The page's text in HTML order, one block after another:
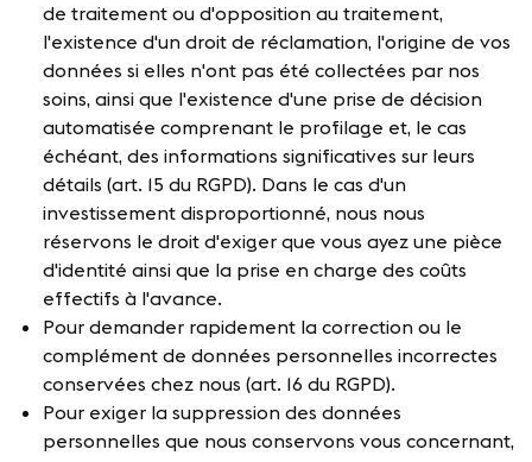
de traitement ou d'opposition au traitement,
l'existence d'un droit de réclamation, l'origine de vos
données si elles n'ont pas été collectées par nos
soins, ainsi que l'existence d'une prise de décision
automatisée comprenant le profilage et, le cas
échéant, des informations significatives sur leurs
détails (art. 15 du RGPD). Dans le cas d'un
investissement disproportionné, nous nous
réservons le droit d'exiger que vous ayez une pièce
d'identité ainsi que la prise en charge des coûts
effectifs à l'avance.
Pour demander rapidement la correction ou le
complément de données personnelles incorrectes
conservées chez nous (art. 16 du RGPD).
Pour exiger la suppression des données
personnelles que nous conservons vous concernant,